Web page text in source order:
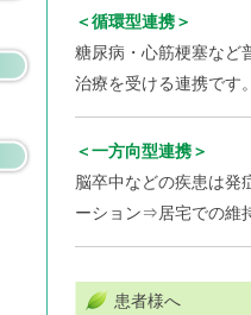
＜循環型連携＞
糖尿病・心筋梗塞など
治療を受ける連携です
＜一方向型連携＞
脳卒中などの疾患は
ーション⇒居宅での維
患者様へ